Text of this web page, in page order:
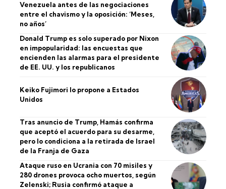
Venezuela antes de las negociaciones
entre el chavismo y la oposición: ‘Meses,
no años’
Donald Trump es solo superado por Nixon
en impopularidad: las encuestas que
encienden las alarmas para el presidente
de EE. UU. y los republicanos
Keiko Fujimori lo propone a Estados
Unidos
Tras anuncio de Trump, Hamás confirma
que aceptó el acuerdo para su desarme,
pero lo condiciona a la retirada de Israel
de la Franja de Gaza
Ataque ruso en Ucrania con 70 misiles y
280 drones provoca ocho muertos, según
Zelenski; Rusia confirmó ataque a